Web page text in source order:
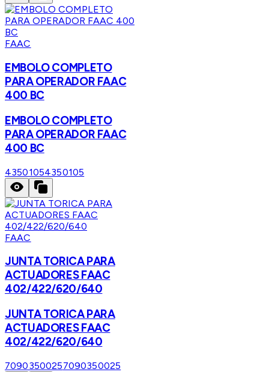
FAAC
EMBOLO COMPLETO
PARA OPERADOR FAAC
400 BC
EMBOLO COMPLETO
PARA OPERADOR FAAC
400 BC
43501054350105
FAAC
JUNTA TORICA PARA
ACTUADORES FAAC
402/422/620/640
JUNTA TORICA PARA
ACTUADORES FAAC
402/422/620/640
70903500257090350025